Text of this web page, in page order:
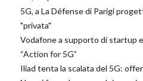
5G, a La Défense di Parigi
"privata"
Vodafone a supporto di startup
“Action for 5G”
Iliad tenta la scalata del 5G: